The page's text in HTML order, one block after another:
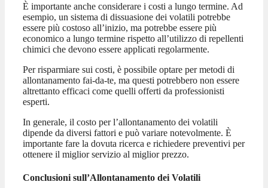
È importante anche considerare i costi a lungo termine. Ad
esempio, un sistema di dissuasione dei volatili potrebbe
essere più costoso all’inizio, ma potrebbe essere più
economico a lungo termine rispetto all’utilizzo di repellenti
chimici che devono essere applicati regolarmente.
Per risparmiare sui costi, è possibile optare per metodi di
allontanamento fai-da-te, ma questi potrebbero non essere
altrettanto efficaci come quelli offerti da professionisti
esperti.
In generale, il costo per l’allontanamento dei volatili
dipende da diversi fattori e può variare notevolmente. È
importante fare la dovuta ricerca e richiedere preventivi per
ottenere il miglior servizio al miglior prezzo.
Conclusioni sull’Allontanamento dei Volatili